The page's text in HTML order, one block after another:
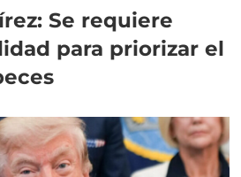
Se requiere
para priorizar el